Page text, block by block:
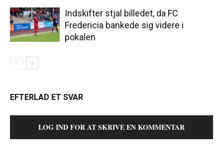
Indskifter stjal billedet, da FC
Fredericia bankede sig videre i
pokalen
EFTERLAD ET SVAR
LOG IND FOR AT SKRIVE EN KOMMENTAR